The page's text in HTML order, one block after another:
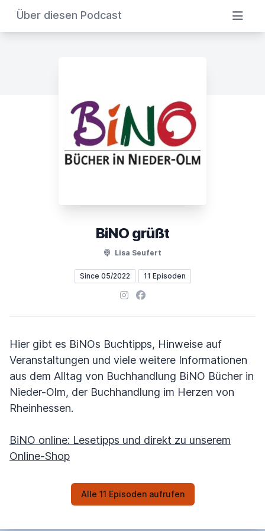
Über diesen Podcast
BiNO grüßt
Lisa Seufert
Since 05/2022 11 Episoden
Instagram
Facebook
Hier gibt es BiNOs Buchtipps, Hinweise auf
Veranstaltungen und viele weitere Informationen
aus dem Alltag von Buchhandlung BiNO Bücher in
Nieder-Olm, der Buchhandlung im Herzen von
Rheinhessen.
BiNO online: Lesetipps und direkt zu unserem
Online-Shop
Alle 11 Episoden aufrufen